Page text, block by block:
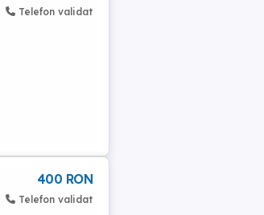
Telefon validat
400 RON
Telefon validat